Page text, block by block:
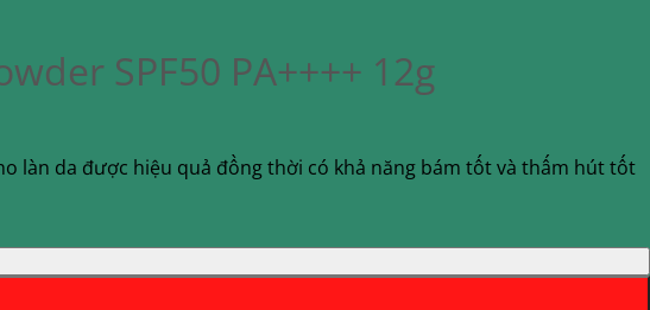
SPF50 PA++++ 12g
làn da được hiệu quả đồng thời có khả năng bám tốt và thấm hút tốt